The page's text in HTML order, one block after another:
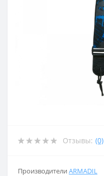
Отзывы: (0)
Производители ARMADIL